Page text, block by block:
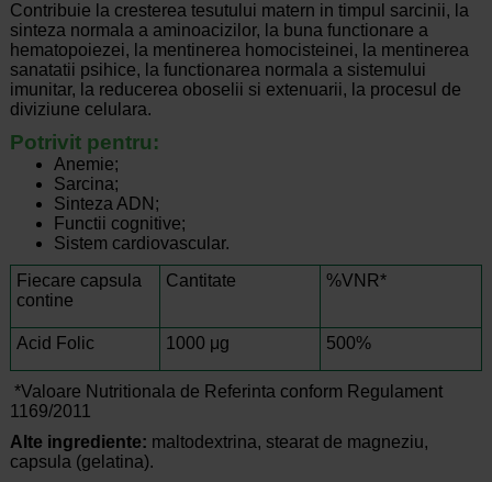
Contribuie la cresterea tesutului matern in timpul sarcinii, la
sinteza normala a aminoacizilor, la buna functionare a
hematopoiezei, la mentinerea homocisteinei, la mentinerea
sanatatii psihice, la functionarea normala a sistemului
imunitar, la reducerea oboselii si extenuarii, la procesul de
diviziune celulara.
Potrivit pentru:
Anemie;
Sarcina;
Sinteza ADN;
Functii cognitive;
Sistem cardiovascular.
Fiecare capsula
contine
Cantitate %VNR*
Acid Folic 1000 μg 500%
*Valoare Nutritionala de Referinta conform Regulament
1169/2011
Alte ingrediente: maltodextrina, stearat de magneziu,
capsula (gelatina).